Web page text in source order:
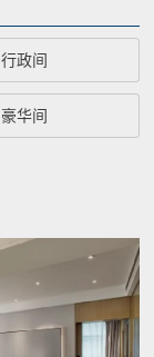
行政间
豪华间